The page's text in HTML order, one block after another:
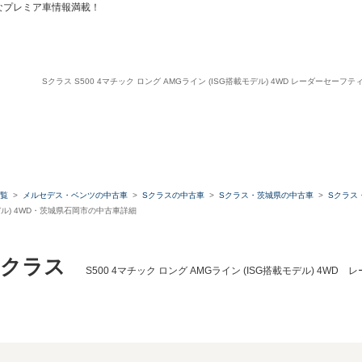
レミア車情報満載！
Sクラス S500 4マチック ロング AMGライン (ISG搭載モデル) 4WD レーダーセーフ
メルセデス・ベンツの中古車 Sクラスの中古車 Sクラス・茨城県の中古車
Sクラス
) 4WD・茨城県石岡市の中古車詳細
ラス S500 4マチック ロング AMGライン (ISG搭載モデル) 4WD